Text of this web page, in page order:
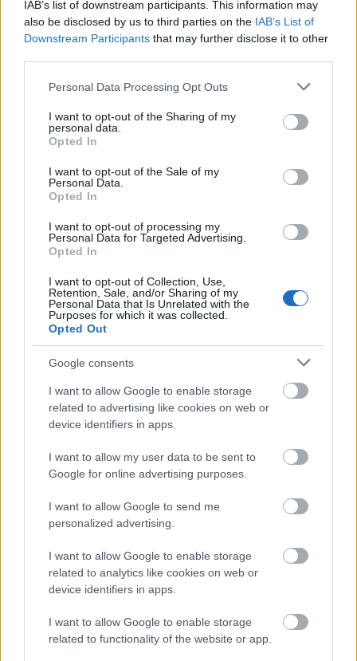
IAB’s list of downstream participants. This information may
also be disclosed by us to third parties on the IAB’s List of
Downstream Participants that may further disclose it to other
Please note that this website/app uses one or more Google
not limited to your visit or usage behaviour. You may click to
grant or deny consent to Google and its third-party tags to
use your data for below specified purposes in below Google
consent section.
Personal Data Processing Opt Outs
I want to opt-out of the Sharing of my
personal data.
Opted In
I want to opt-out of the Sale of my
Personal Data.
Opted In
I want to opt-out of processing my
Personal Data for Targeted Advertising.
Opted In
I want to opt-out of Collection, Use,
Retention, Sale, and/or Sharing of my
Personal Data that Is Unrelated with the
Purposes for which it was collected.
Opted Out
Google consents
I want to allow Google to enable storage
related to advertising like cookies on web or
device identifiers in apps.
I want to allow my user data to be sent to
Google for online advertising purposes.
I want to allow Google to send me
personalized advertising.
I want to allow Google to enable storage
related to analytics like cookies on web or
device identifiers in apps.
I want to allow Google to enable storage
related to functionality of the website or app.
amelyen a kiotói egyezményt felváltó
megállapodást akarnak tető alá hozni.
New York városa több mint hatvan
rendezvénnyel - vitákkal, kerekasztal
figyelmet az éghajlatváltozás jelentőségére.
Az eseménysorozatot a Climate Group non-
Fenntarthatóság Külföldi Lavór Filmsztárok